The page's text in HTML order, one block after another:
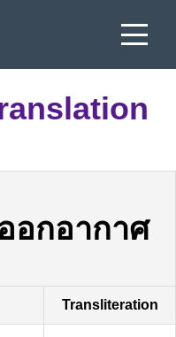
อกอากาศ
Transliteration